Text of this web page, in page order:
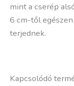
mint a cserép
6 cm-től
terjednek.
Kapcsolódó